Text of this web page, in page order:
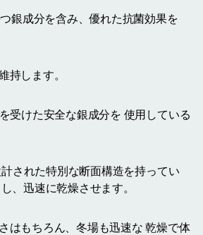
銀成分を含み、優れた抗菌効果を
持します。
受けた安全な銀成分を 使用している
された特別な断面構造を持ってい
、迅速に乾燥させます。
はもちろん、冬場も迅速な 乾燥で体